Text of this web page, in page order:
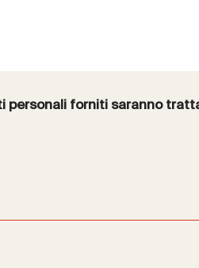
personali forniti saranno